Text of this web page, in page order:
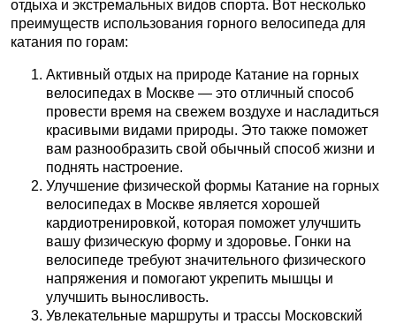
отдыха и экстремальных видов спорта. Вот несколько
преимуществ использования горного велосипеда для
катания по горам:
Активный отдых на природе Катание на горных
велосипедах в Москве — это отличный способ
провести время на свежем воздухе и насладиться
красивыми видами природы. Это также поможет
вам разнообразить свой обычный способ жизни и
поднять настроение.
Улучшение физической формы Катание на горных
велосипедах в Москве является хорошей
кардиотренировкой, которая поможет улучшить
вашу физическую форму и здоровье. Гонки на
велосипеде требуют значительного физического
напряжения и помогают укрепить мышцы и
улучшить выносливость.
Увлекательные маршруты и трассы Московский